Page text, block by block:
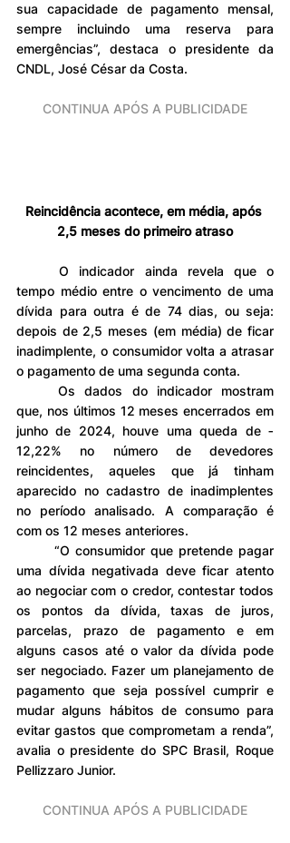
sua capacidade de pagamento mensal,
sempre incluindo uma reserva para
emergências”, destaca o presidente da
CNDL, José César da Costa.
CONTINUA APÓS A PUBLICIDADE
Reincidência acontece, em média, após
2,5 meses do primeiro atraso
	O indicador ainda revela que o
tempo médio entre o vencimento de uma
dívida para outra é de 74 dias, ou seja:
depois de 2,5 meses (em média) de ficar
inadimplente, o consumidor volta a atrasar
o pagamento de uma segunda conta.
	Os dados do indicador mostram
que, nos últimos 12 meses encerrados em
junho de 2024, houve uma queda de ‐
12,22% no número de devedores
reincidentes, aqueles que já tinham
aparecido no cadastro de inadimplentes
no período analisado. A comparação é
com os 12 meses anteriores.
uma dívida negativada deve ficar atento
ao negociar com o credor, contestar todos
os pontos da dívida, taxas de juros,
parcelas, prazo de pagamento e em
alguns casos até o valor da dívida pode
ser negociado. Fazer um planejamento de
pagamento que seja possível cumprir e
mudar alguns hábitos de consumo para
evitar gastos que comprometam a renda”,
avalia o presidente do SPC Brasil, Roque
Pellizzaro Junior.
CONTINUA APÓS A PUBLICIDADE